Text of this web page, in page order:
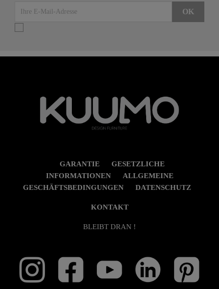
GARANTIE
GESETZLICHE
INFORMATIONEN
ALLGEMEINE
GESCHÄFTSBEDINGUNGEN
DATENSCHUTZ
KONTAKT
BLEIBT DRAN !